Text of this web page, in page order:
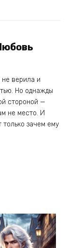
не верила и
Но однажды
стороной —
не место. И
зачем ему